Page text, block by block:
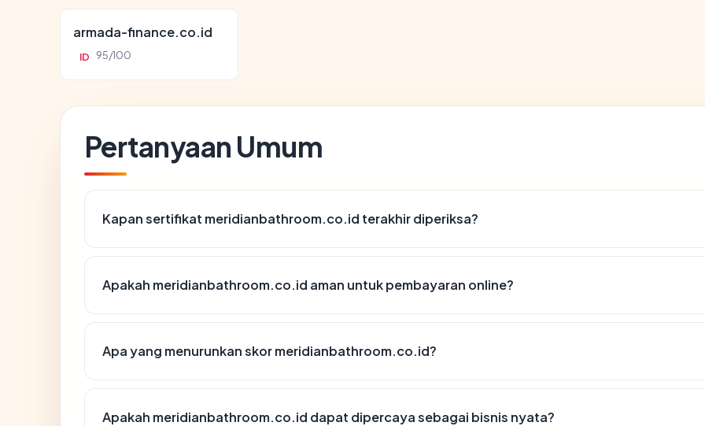
armada-finance.co.id
ID 95/100
Pertanyaan Umum
Kapan sertifikat meridianbathroom.co.id terakhir diperiksa?
Apakah meridianbathroom.co.id aman untuk pembayaran online?
Apa yang menurunkan skor meridianbathroom.co.id?
Apakah meridianbathroom.co.id dapat dipercaya sebagai bisnis nyata?